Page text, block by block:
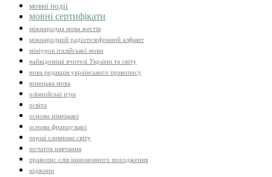
мовні події
мовні сертифікати
міжнародна мова жестів
міжнародний радіотелефонний алфавіт
мініурок італійської мови
найвідоміші вчителі України та світу
нова редакція українського правопису
німецька мова
олімпійські ігри
освіта
основи німецької
основи французької
перші словники світу
початок навчання
правопис слів іншомовного походження
піджини